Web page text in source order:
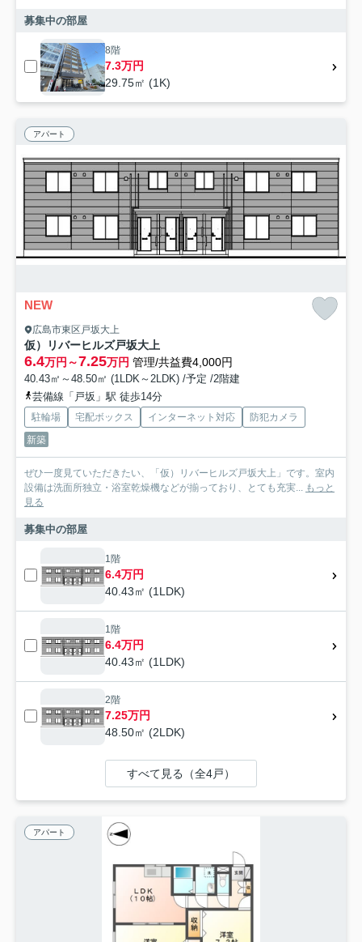
募集中の部屋
8階
7.3万円
29.75㎡ (1K)
アパート
NEW
広島市東区戸坂大上
仮）リバーヒルズ戸坂大上
6.4万円～7.25万円 管理/共益費4,000円
40.43㎡～48.50㎡ (1LDK～2LDK) /予定 /2階建
芸備線「戸坂」駅 徒歩14分
駐輪場 宅配ボックス インターネット対応
防犯カメラ
新築
ぜひ一度見ていただきたい、「仮）リバーヒルズ戸坂大上」です。室内
設備は洗面所独立・浴室乾燥機などが揃っており、とても充実... もっと
見る
募集中の部屋
1階
6.4万円
40.43㎡ (1LDK)
1階
6.4万円
40.43㎡ (1LDK)
2階
7.25万円
48.50㎡ (2LDK)
すべて見る（全4戸）
アパート